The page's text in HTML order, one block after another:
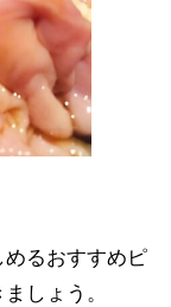
るおすすめピ
しょう。